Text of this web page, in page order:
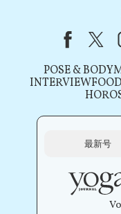
Facebook
X
POSE & BODY
INTERVIEWFOOD
最新号